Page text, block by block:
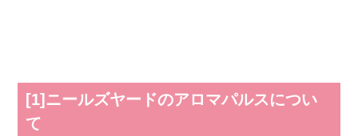
[1]ニールズヤードのアロマパルスについ
て